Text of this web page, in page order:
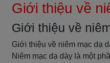
Giới thiệu về
Giới thiệu về
Giới thiệu về niêm mạc dạ
Niêm mạc dạ dày là một